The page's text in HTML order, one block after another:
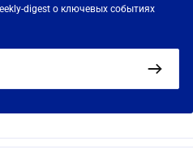
digest о ключевых событиях